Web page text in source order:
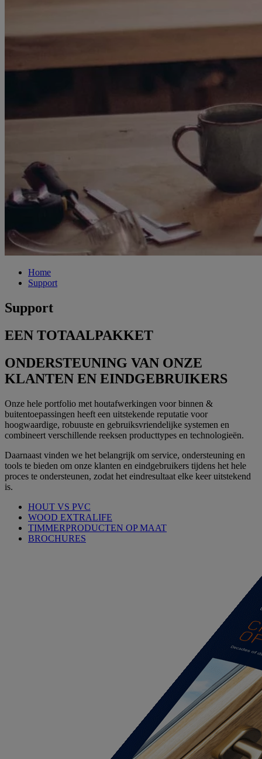
Home
Support
Support
EEN TOTAALPAKKET
ONDERSTEUNING VAN ONZE
KLANTEN EN EINDGEBRUIKERS
Onze hele portfolio met houtafwerkingen voor binnen &
buitentoepassingen heeft een uitstekende reputatie voor
hoogwaardige, robuuste en gebruiksvriendelijke systemen en
combineert verschillende reeksen producttypes en technologieën.
Daarnaast vinden we het belangrijk om service, ondersteuning en
tools te bieden om onze klanten en eindgebruikers tijdens het hele
proces te ondersteunen, zodat het eindresultaat elke keer uitstekend
is.
HOUT VS PVC
WOOD EXTRALIFE
TIMMERPRODUCTEN OP MAAT
BROCHURES